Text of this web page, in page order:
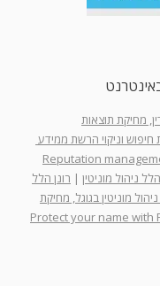
מחיקת תוצאות
חיפוש וניקוי הרשת ממידע
Reputation
ניהול מוניטין | רונן הלל
מוניטין בגוגל, מחיקת
Protect your name with